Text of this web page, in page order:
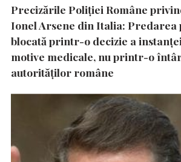
Precizările Poliţiei Române
Ionel Arsene din Italia: Predarea
blocată printr-o decizie a
motive medicale, nu printr-o
autorităţilor române